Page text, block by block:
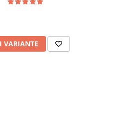
VARIANTE